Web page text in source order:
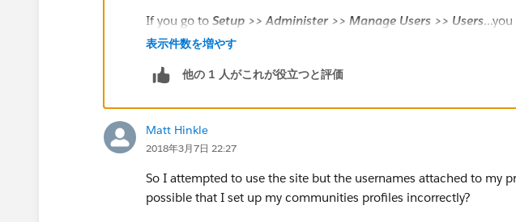
If you go to Setup >> Administer >> Manage Users >> Users
Full Nameof the User to open the User record and get the User ID
表示件数を増やす
他の 1 人がこれが役立つと評価
Matt Hinkle
2018年3月7日 22:27
So I attempted to use the site but the usernames attached to my
possible that I set up my communities profiles incorrectly?